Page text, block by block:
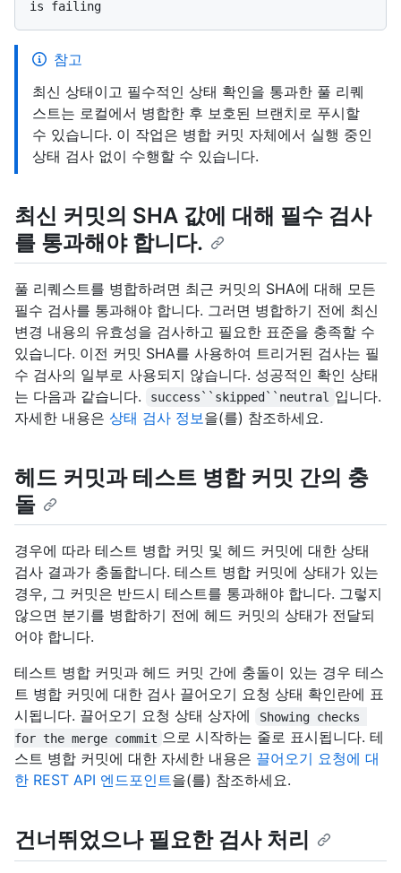
참고
최신 상태이고 필수적인 상태 확인을 통과한 풀 리퀘
스트는 로컬에서 병합한 후 보호된 브랜치로 푸시할
수 있습니다. 이 작업은 병합 커밋 자체에서 실행 중인
상태 검사 없이 수행할 수 있습니다.
최신 커밋의 SHA 값에 대해 필수 검사
를 통과해야 합니다.
풀 리퀘스트를 병합하려면 최근 커밋의 SHA에 대해 모든
필수 검사를 통과해야 합니다. 그러면 병합하기 전에 최신
변경 내용의 유효성을 검사하고 필요한 표준을 충족할 수
있습니다. 이전 커밋 SHA를 사용하여 트리거된 검사는 필
수 검사의 일부로 사용되지 않습니다. 성공적인 확인 상태
는 다음과 같습니다.
success``skipped``neutral
입니다.
자세한 내용은 상태 검사 정보을(를) 참조하세요.
헤드 커밋과 테스트 병합 커밋 간의 충
돌
경우에 따라 테스트 병합 커밋 및 헤드 커밋에 대한 상태
검사 결과가 충돌합니다. 테스트 병합 커밋에 상태가 있는
경우, 그 커밋은 반드시 테스트를 통과해야 합니다. 그렇지
않으면 분기를 병합하기 전에 헤드 커밋의 상태가 전달되
어야 합니다.
테스트 병합 커밋과 헤드 커밋 간에 충돌이 있는 경우 테스
트 병합 커밋에 대한 검사 끌어오기 요청 상태 확인란에 표
시됩니다. 끌어오기 요청 상태 상자에
Showing checks
for the merge commit 으로 시작하는 줄로 표시됩니다. 테
스트 병합 커밋에 대한 자세한 내용은 끌어오기 요청에 대
한 REST API 엔드포인트을(를) 참조하세요.
건너뛰었으나 필요한 검사 처리